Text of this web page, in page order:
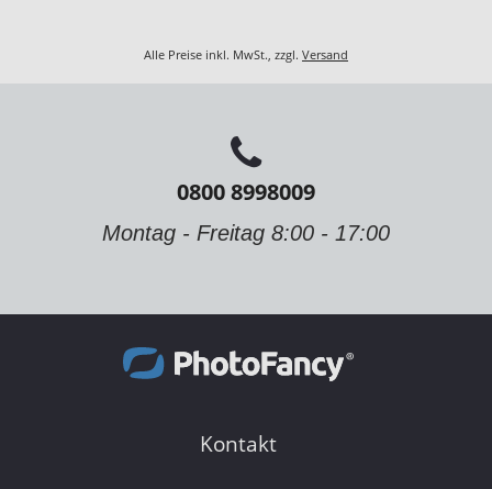
Alle Preise inkl. MwSt., zzgl. Versand
0800 8998009
Montag - Freitag 8:00 - 17:00
Kontakt